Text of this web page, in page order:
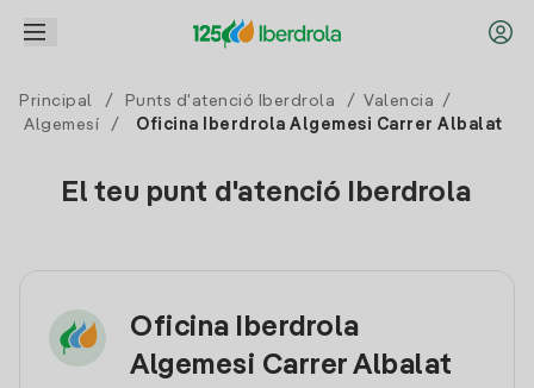
Principal / Punts d'atenció Iberdrola / Valencia
/
Algemesí
/ Oficina Iberdrola Algemesi Carrer Albalat
El teu punt d'atenció Iberdrola
Oficina Iberdrola
Algemesi Carrer Albalat